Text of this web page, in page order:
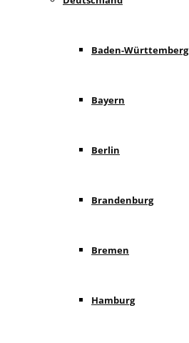
Baden-Württemberg
Bayern
Berlin
Brandenburg
Bremen
Hamburg